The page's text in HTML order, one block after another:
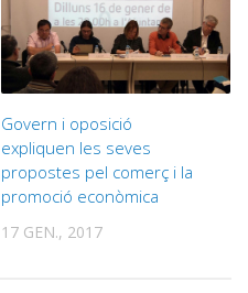
Govern i oposició
expliquen les seves
propostes pel comerç i la
promoció econòmica
17 GEN., 2017